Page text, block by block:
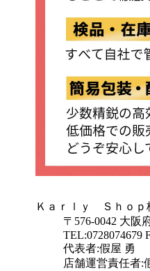
Ｋａｒｌｙ Ｓｈｏｐ
〒576-0042 大阪
TEL:0728074679
代表者:假屋 勇
店舗運営責任者